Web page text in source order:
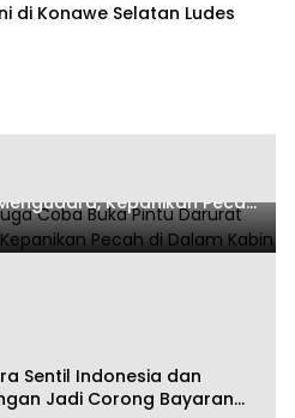
di Konawe Selatan Ludes
Coba Buka Pintu
Kepanikan Pecah
Sentil Indonesia dan
Jadi Corong Bayaran